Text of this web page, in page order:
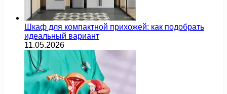
Шкаф для компактной прихожей: как подобрать
идеальный вариант
11.05.2026